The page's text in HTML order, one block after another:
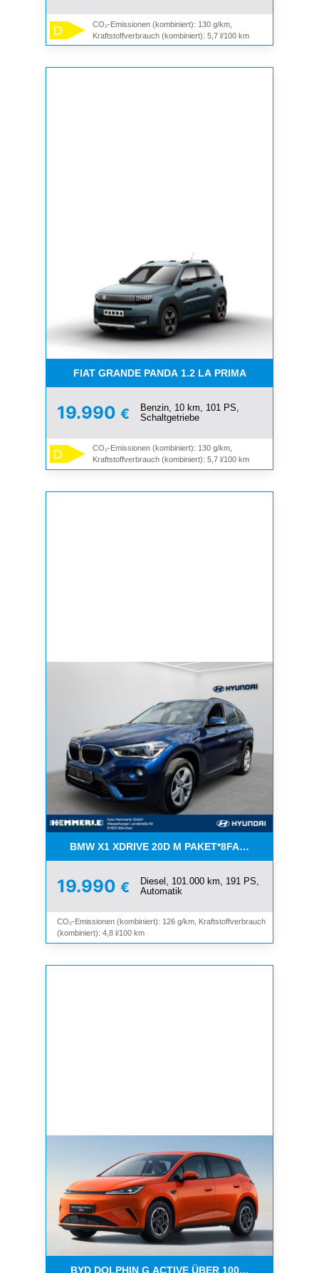
D
CO₂-Emissionen (kombiniert): 130 g/km,
Kraftstoffverbrauch (kombiniert): 5,7 l/100 km
FIAT GRANDE PANDA 1.2 LA PRIMA
19.990 €
Benzin, 10 km, 101 PS,
Schaltgetriebe
D
CO₂-Emissionen (kombiniert): 130 g/km,
Kraftstoffverbrauch (kombiniert): 5,7 l/100 km
BMW X1 XDRIVE 20D M
19.990 €
Diesel, 101.000 km, 191 PS,
Automatik
CO₂-Emissionen (kombiniert): 126 g/km, Kraftstoffverbrauch
(kombiniert): 4,8 l/100 km
BYD DOLPHIN G ACTIVE ÜBER 1000 KM WEIT